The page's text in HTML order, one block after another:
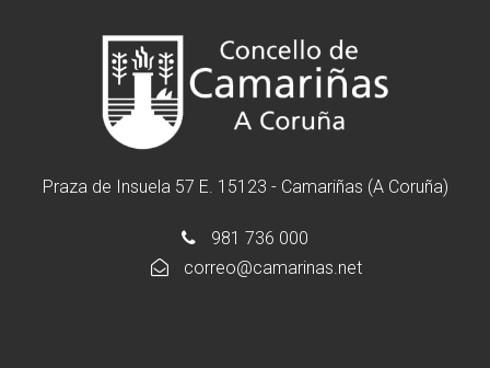
Praza de Insuela 57 E. 15123 - Camariñas (A Coruña)
981 736 000
correo@camarinas.net